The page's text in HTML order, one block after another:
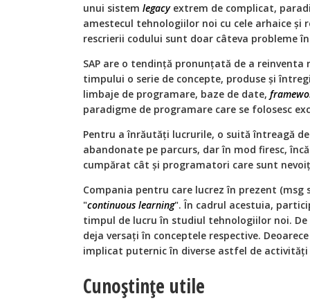
unui sistem legacyextrem de complicat,
amestecul tehnologiilor noi cu cele arhaice
rescrierii codului sunt doar câteva probleme
SAP are o tendință pronunțată de a
timpului o serie de concepte, produse și
limbaje de programare, baze de date,
paradigme de programare care se folosesc
Pentru a înrăutăți lucrurile, o suită întreagă
abandonate pe parcurs, dar în mod firesc,
cumpărat cât și programatori care sunt
Compania pentru care lucrez în prezent
"continuous learning". În cadrul acestuia,
timpul de lucru în studiul tehnologiilor noi.
deja versați în conceptele respective.
implicat puternic în diverse astfel de
Cunoștințe utile